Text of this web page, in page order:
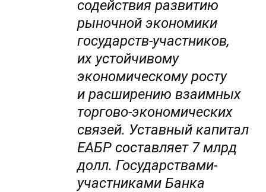
содействия развитию
рыночной экономики
государств-участников,
их устойчивому
экономическому росту
и расширению взаимных
торгово-экономических
связей. Уставный капитал
ЕАБР составляет 7 млрд
долл. Государствами-
участниками Банка